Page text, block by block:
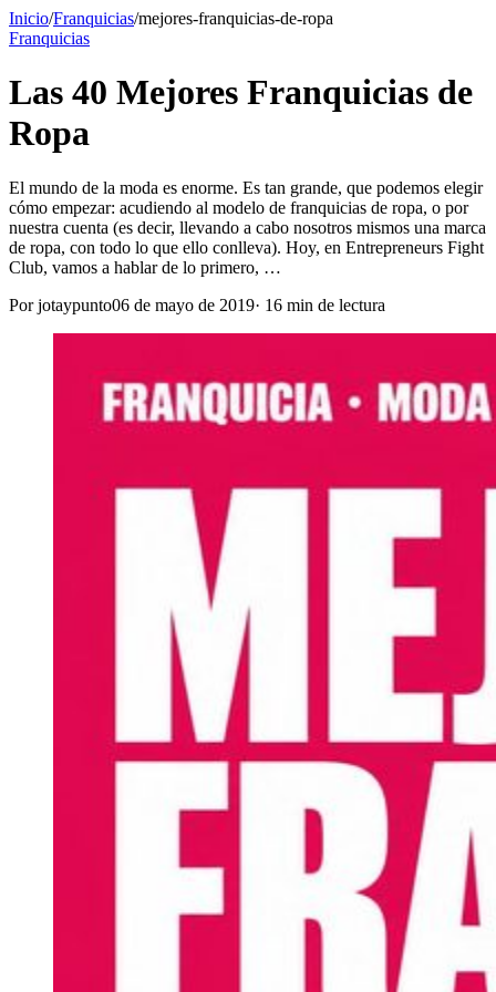
Inicio/Franquicias/mejores-franquicias-de-ropa
Franquicias
Las 40 Mejores Franquicias de
Ropa
El mundo de la moda es enorme. Es tan grande, que podemos elegir
cómo empezar: acudiendo al modelo de franquicias de ropa, o por
nuestra cuenta (es decir, llevando a cabo nosotros mismos una marca
de ropa, con todo lo que ello conlleva). Hoy, en Entrepreneurs Fight
Club, vamos a hablar de lo primero, …
Porjotaypunto06 de mayo de 2019· 16 min de lectura